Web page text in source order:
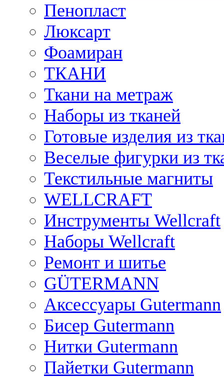
Пенопласт
Люксарт
Фоамиран
ТКАНИ
Ткани на метраж
Наборы из тканей
Готовые изделия из
Веселые фигурки из
Текстильные магниты
WELLCRAFT
Инструменты Wellcraft
Наборы Wellcraft
Ремонт и шитье
GÜTERMANN
Аксессуары Gutermann
Бисер Gutermann
Нитки Gutermann
Пайетки Gutermann